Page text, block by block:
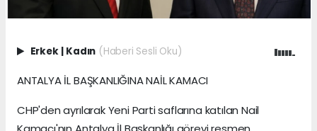
Erkek | Kadın (Haberi Sesli Oku)
ANTALYA İL BAŞKANLIĞINA NAİL KAMACI
CHP'den ayrılarak Yeni Parti saflarına katılan Nail